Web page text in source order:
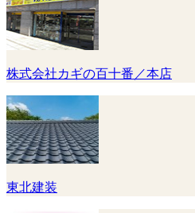
株式会社カギの百十番／本店
東北建装